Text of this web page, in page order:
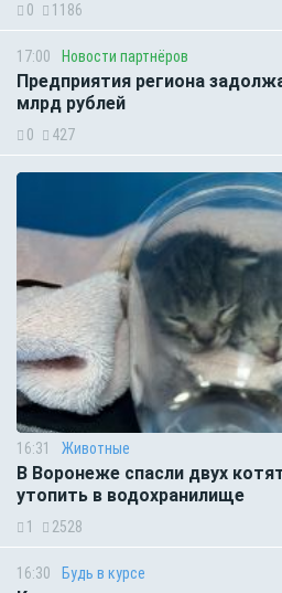
0 1186
17:00 Новости партнёров
Предприятия региона
млрд рублей
0 427
16:31 Животные
В Воронеже спасли двух
утопить в водохранилище
1 2528
16:30 Будь в курсе